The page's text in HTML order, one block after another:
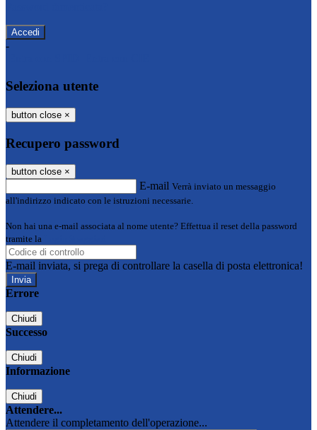
-
Seleziona utente
button close ×
Recupero password
button close ×
E-mail Verrà inviato un messaggio
all'indirizzo indicato con le istruzioni necessarie.
Non hai una e-mail associata al nome utente? Effettua il reset della password
tramite la
E-mail inviata, si prega di controllare la casella di posta elettronica!
Errore
Chiudi
Successo
Chiudi
Informazione
Chiudi
Attendere...
Attendere il completamento dell'operazione...